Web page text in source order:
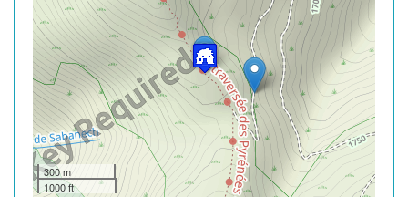
300 m
1000 ft